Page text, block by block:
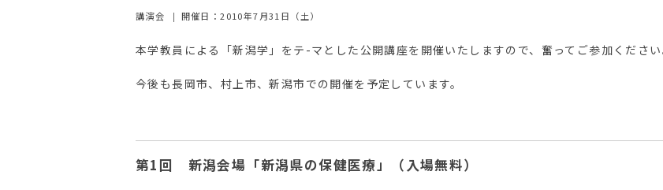
講演会 開催日：2010年7月31日（土）
本学教員による「新潟学」をテ-マとした公開講座を開催いたしますので、奮ってご参加ください
今後も長岡市、村上市、新潟市での開催を予定しています。
第1回 新潟会場「新潟県の保健医療」（入場無料）